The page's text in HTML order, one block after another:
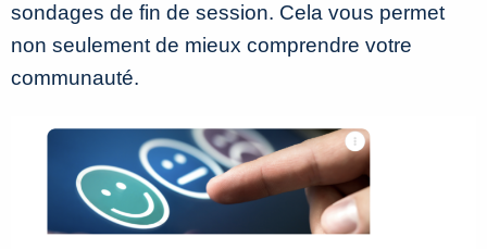
sondages de fin de session. Cela vous permet
non seulement de mieux comprendre votre
communauté.